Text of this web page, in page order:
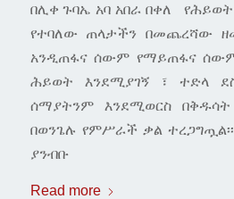
በሊቀ ጉባኤ አባ አበራ በቀለ
የተባለው ጠላታችን በመጨረሻው
አንዲጠፋና ሰውም የማይጠፋና
ሕይወት እንደሚያገኝ ፣ ተድላ
ሰማያትንም እንደሚወርስ
በወንጌሉ የምሥራች ቃል
ያንብቡ
Read more